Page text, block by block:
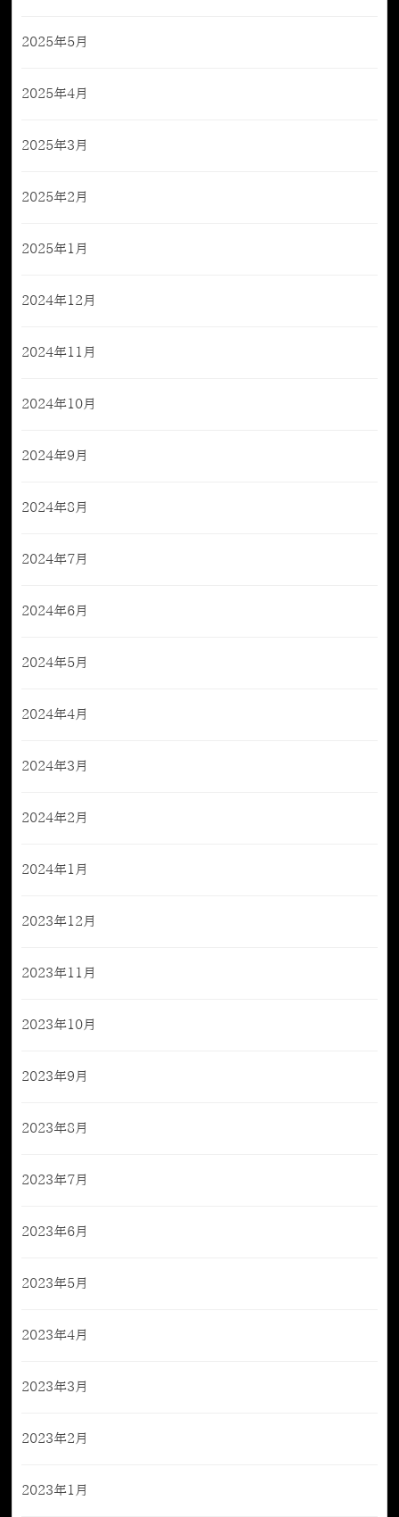
2025年5月
2025年4月
2025年3月
2025年2月
2025年1月
2024年12月
2024年11月
2024年10月
2024年9月
2024年8月
2024年7月
2024年6月
2024年5月
2024年4月
2024年3月
2024年2月
2024年1月
2023年12月
2023年11月
2023年10月
2023年9月
2023年8月
2023年7月
2023年6月
2023年5月
2023年4月
2023年3月
2023年2月
2023年1月